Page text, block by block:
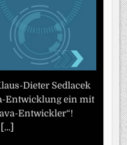
Dieter Sedlacek
Entwicklung ein mit
Entwickler“!
[...]